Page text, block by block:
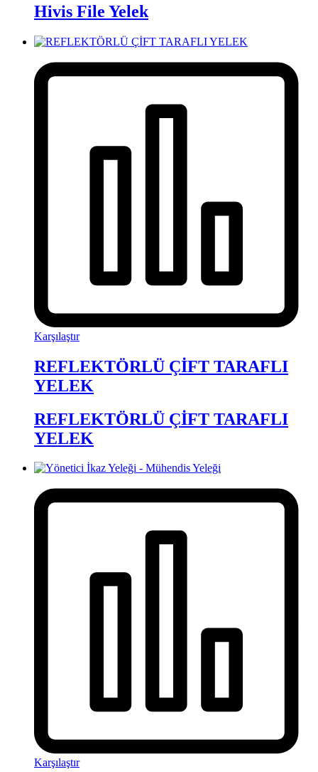
Hivis File Yelek
Karşılaştır
REFLEKTÖRLÜ ÇİFT TARAFLI
YELEK
REFLEKTÖRLÜ ÇİFT TARAFLI
YELEK
Karşılaştır